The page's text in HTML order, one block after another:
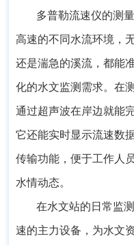
多普勒流速仪的测
高速的不同水流环境，
还是湍急的溪流，都能
化的水文监测需求。在
通过超声波在岸边就能
它还能实时显示流速数
传输功能，便于工作人
水情动态。
在水文站的日常监
速的主力设备，为水文